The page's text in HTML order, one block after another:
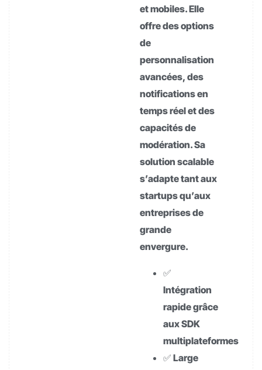
et mobiles. Elle
offre des options
de
personnalisation
avancées, des
notifications en
temps réel et des
capacités de
modération. Sa
solution scalable
s’adapte tant aux
startups qu’aux
entreprises de
grande
envergure.
✅
Intégration
rapide grâce
aux SDK
multiplateformes
✅ Large